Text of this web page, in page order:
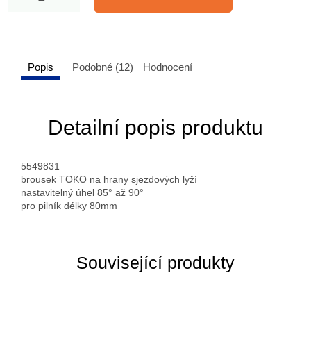
Související produkty
Popis Podobné (12) Hodnocení
Detailní popis produktu
5549831
brousek TOKO na hrany sjezdových lyží
nastavitelný úhel 85° až 90°
pro pilník délky 80mm